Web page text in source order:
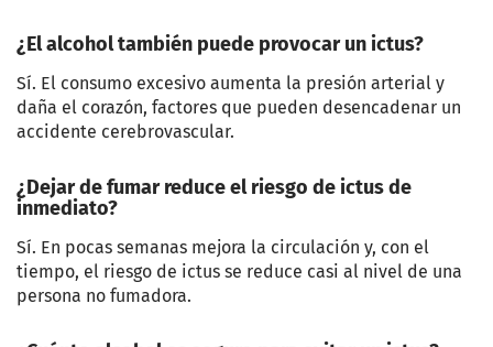
¿El alcohol también puede provocar un ictus?
Sí. El consumo excesivo aumenta la presión arterial y
daña el corazón, factores que pueden desencadenar un
accidente cerebrovascular.
¿Dejar de fumar reduce el riesgo de ictus de
inmediato?
Sí. En pocas semanas mejora la circulación y, con el
tiempo, el riesgo de ictus se reduce casi al nivel de una
persona no fumadora.